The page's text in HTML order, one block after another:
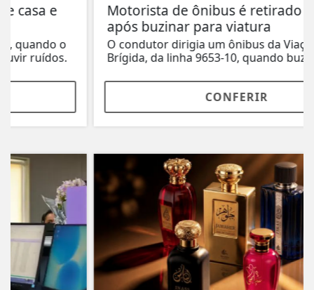
Motorista de ônibus é retirado à força
após buzinar para viatura
O condutor dirigia um ônibus da Viação Santa
Brígida, da linha 9653-10, quando buzinou...